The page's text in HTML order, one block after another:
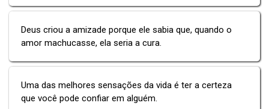
Deus criou a amizade porque ele sabia que, quando o
amor machucasse, ela seria a cura.
Uma das melhores sensações da vida é ter a certeza
que você pode confiar em alguém.